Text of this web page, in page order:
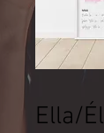
Ella/Él